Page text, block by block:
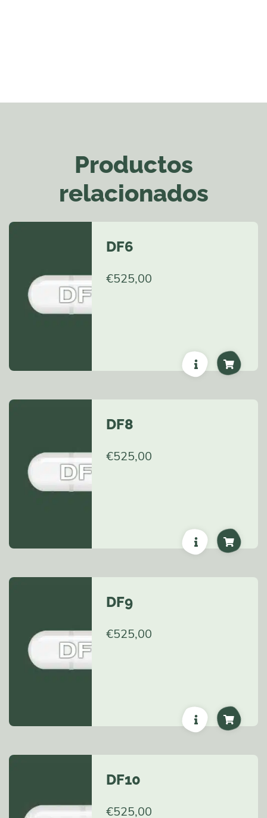
Productos
relacionados
DF6
€525,00
DF8
€525,00
DF9
€525,00
DF10
€525,00